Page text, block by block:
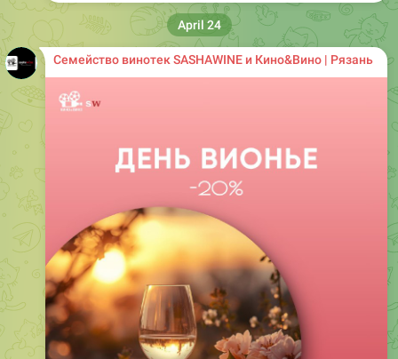
Семейство винотек SASHAWINE и Кино&Вино | Рязань
April 24